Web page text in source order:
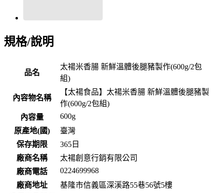
規格/說明
品名
太禓米香腸 新鮮溫體後腿豬製作(600g/2包
組)
內容物名稱
【太禓食品】太禓米香腸 新鮮溫體後腿豬製
作(600g/2包組)
內容量
600g
原產地(國)
臺灣
保存期限
365 日
廠商名稱
太禓創意行銷有限公司
廠商電話
0224699968
廠商地址
基隆市信義區深溪路55巷56號5樓